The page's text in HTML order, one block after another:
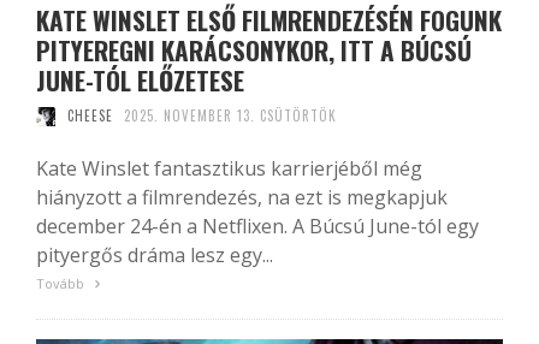
KATE WINSLET ELSŐ FILMRENDEZÉSÉN FOGUNK
PITYEREGNI KARÁCSONYKOR, ITT A BÚCSÚ
JUNE-TÓL ELŐZETESE
CHEESE 2025. NOVEMBER 13. CSÜTÖRTÖK
Kate Winslet fantasztikus karrierjéből még
hiányzott a filmrendezés, na ezt is megkapjuk
december 24-én a Netflixen. A Búcsú June-tól egy
pityergős dráma lesz egy...
Tovább